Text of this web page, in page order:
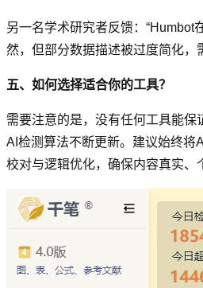
另一名学术研究者反馈：“Humbot
然，但部分数据描述被过度简化，
五、如何选择适合你的工具？
需要注意的是，没有任何工具能保
AI检测算法不断更新。建议始终将
校对与逻辑优化，确保内容真实、